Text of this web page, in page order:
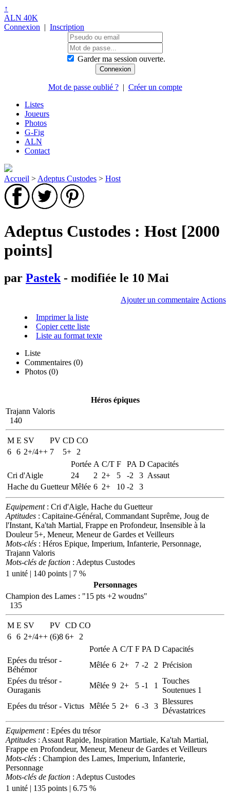
↑
ALN 40K
Connexion | Inscription
Garder ma session ouverte.
Mot de passe oublié ?| Créer un compte
Listes
Joueurs
Photos
G-Fig
ALN
Contact
Accueil > Adeptus Custodes > Host
Adeptus Custodes : Host [2000
points]
par Pastek - modifiée le 10 Mai
Ajouter un commentaire Actions
Imprimer la liste
Copier cette liste
Liste au format texte
Liste
Commentaires (0)
Photos (0)
Héros épiques
Trajann Valoris
140
M E SV PV CD CO
6 6 2+/4++ 7 5+
2
Portée A C/T F PA D Capacités
Cri d'Aigle
24 2 2+ 5 -2 3 Assaut
Hache du Guetteur Mêlée 6 2+ 10 -2 3
Equipement: Cri d'Aigle, Hache du Guetteur
Aptitudes : Capitaine-Général, Commandant Suprême, Joug de
l'Instant, Ka'tah Martial, Frappe en Profondeur, Insensible à la
Douleur 5+, Meneur, Meneur de Gardes et Veilleurs
Mots-clés : Héros Epique, Imperium, Infanterie, Personnage,
Trajann Valoris
Mots-clés de faction : Adeptus Custodes
1 unité | 140 points | 7 %
Personnages
Champion des Lames : "15 pts +2 woudns"
135
M E SV PV CD CO
6 6 2+/4++ (6)8 6+
2
Portée A C/T F PA D Capacités
Epées du trésor -
Béhémor
Mêlée 6 2+ 7 -2 2 Précision
Epées du trésor -
Ouraganis
Mêlée 9 2+ 5 -1 1
Touches
Soutenues 1
Epées du trésor - Victus Mêlée 5 2+ 6 -3 3
Blessures
Dévastatrices
Equipement: Epées du trésor
Aptitudes : Assaut Rapide, Inspiration Martiale, Ka'tah Martial,
Frappe en Profondeur, Meneur, Meneur de Gardes et Veilleurs
Mots-clés : Champion des Lames, Imperium, Infanterie,
Personnage
Mots-clés de faction : Adeptus Custodes
1 unité | 135 points | 6.75 %